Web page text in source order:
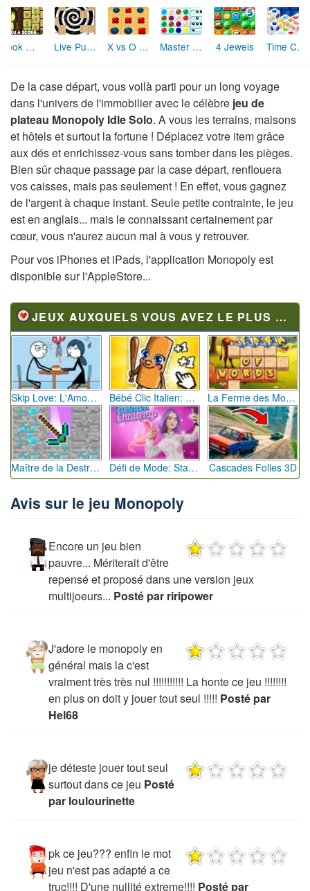
Book Worm Français Live Puzzle X vs O (Morpion) Master Mind 4 Jewels Time Cubes
De la case départ, vous voilà parti pour un long voyage
dans l'univers de l'immobilier avec le célèbre jeu de
plateau Monopoly Idle Solo. A vous les terrains, maisons
et hôtels et surtout la fortune ! Déplacez votre item grâce
aux dés et enrichissez-vous sans tomber dans les pièges.
Bien sûr chaque passage par la case départ, renflouera
vos caisses, mais pas seulement ! En effet, vous gagnez
de l'argent à chaque instant. Seule petite contrainte, le jeu
est en anglais... mais le connaissant certainement par
cœur, vous n'aurez aucun mal à vous y retrouver.
Pour vos iPhones et iPads, l'application Monopoly est
disponible sur l'AppleStore...
JEUX AUXQUELS VOUS AVEZ LE PLUS JOUÉ
Skip Love: L'Amour en Péril Bébé Clic Italien: La Folie des Petits Bambins La Ferme des Mots - Cultivez votre Vocabulaire
Maître de la Destruction: Fusion de Pioches Défi de Mode: Star du Podium Cascades Folles 3D
Avis sur le jeu Monopoly
Encore un jeu bien
pauvre... Mériterait d'être
repensé et proposé dans une version jeux
multijoeurs... Posté par riripower
J'adore le monopoly en
général mais la c'est
vraiment très très nul !!!!!!!!!!! La honte ce jeu !!!!!!!!
en plus on doit y jouer tout seul !!!!! Posté par
Hel68
je déteste jouer tout seul
surtout dans ce jeu Posté
par loulourinette
pk ce jeu??? enfin le mot
jeu n'est pas adapté a ce
truc!!!! D'une nullité extreme!!!! Posté par